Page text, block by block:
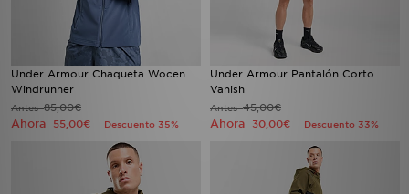
Under Armour Chaqueta Wocen
Windrunner
Antes85,00€
Ahora 55,00€ Descuento 35%
Under Armour Pantalón Corto
Vanish
Antes45,00€
Ahora 30,00€ Descuento 33%